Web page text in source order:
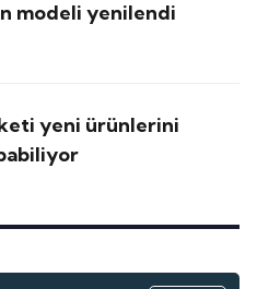
modeli yenilendi
yeni ürünlerini